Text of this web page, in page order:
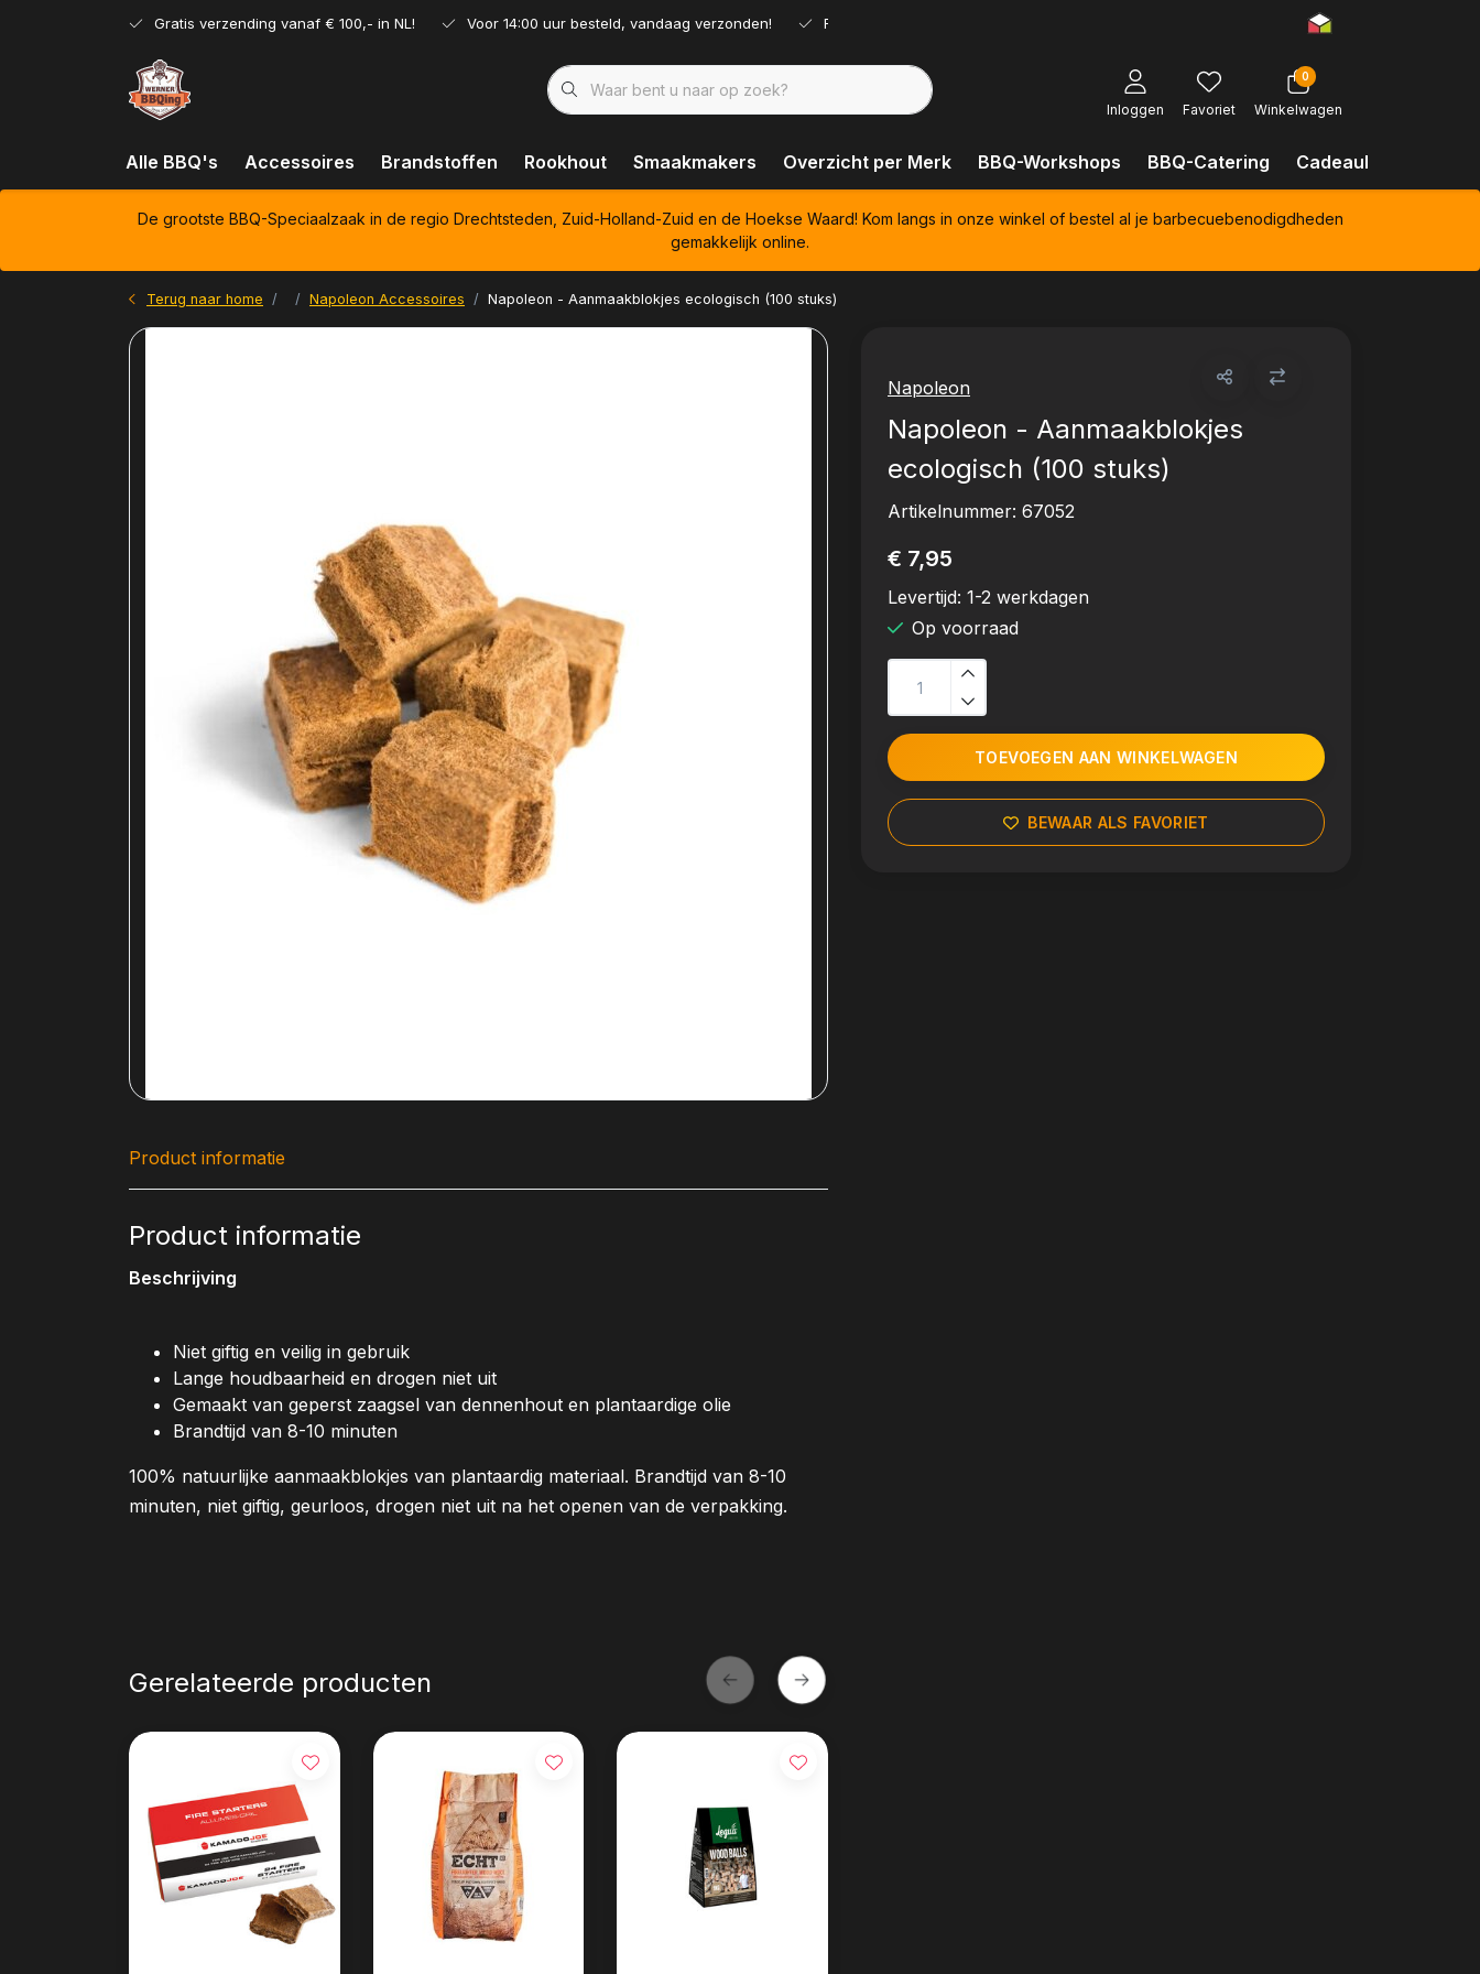
Gratis verzending vanaf € 100,- in NL! Voor 14:00 uur besteld, vandaag verzonden! Ruim assortiment!
Inloggen Favoriet
0
Winkelwagen
Alle BBQ's Accessoires Brandstoffen Rookhout Smaakmakers Overzicht per Merk BBQ-Workshops BBQ-Catering Cadeaubonnen
De grootste BBQ-Speciaalzaak in de regio Drechtsteden, Zuid-Holland-Zuid en de Hoekse Waard! Kom langs in onze winkel of bestel al je barbecuebenodigdheden
gemakkelijk online.
Terug naar home Napoleon Accessoires Napoleon - Aanmaakblokjes ecologisch (100 stuks)
Napoleon
Napoleon - Aanmaakblokjes
ecologisch (100 stuks)
Artikelnummer: 67052
€ 7,95
Levertijd: 1-2 werkdagen
Op voorraad
TOEVOEGEN AAN WINKELWAGEN
BEWAAR ALS FAVORIET
Product informatie
Product informatie
Beschrijving
Niet giftig en veilig in gebruik
Lange houdbaarheid en drogen niet uit
Gemaakt van geperst zaagsel van dennenhout en plantaardige olie
Brandtijd van 8-10 minuten
100% natuurlijke aanmaakblokjes van plantaardig materiaal. Brandtijd van 8-10
minuten, niet giftig, geurloos, drogen niet uit na het openen van de verpakking.
Gerelateerde producten